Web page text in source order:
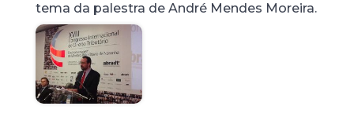
tema da palestra de André Mendes Moreira.